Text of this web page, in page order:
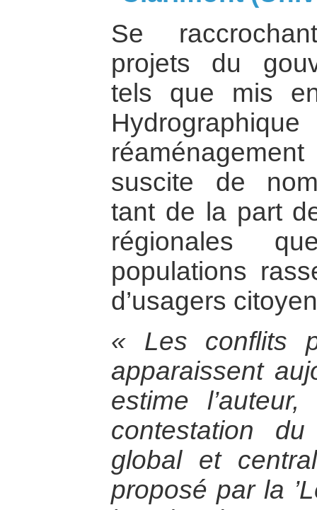
Se
projets du
tels que mis
suscite de
tant de la part
régionales
populations
d’usagers
« Les conflits
apparaissent
estime
contestation
global et
proposé par la